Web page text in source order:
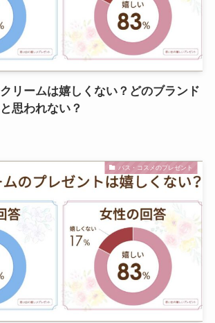
リームは嬉しくない？どのブランド
思われない？
バス・コスメのプレゼント